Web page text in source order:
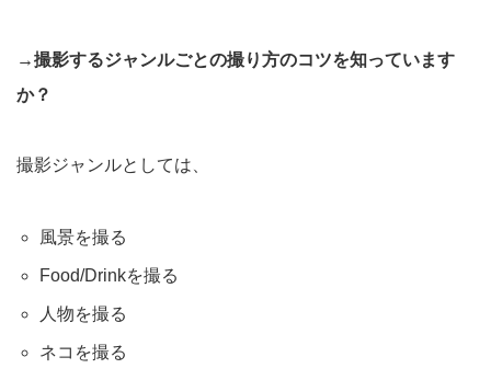
→撮影するジャンルごとの撮り方のコツを知っています
か？
撮影ジャンルとしては、
風景を撮る
Food/Drinkを撮る
人物を撮る
ネコを撮る